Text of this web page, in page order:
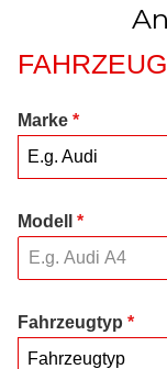
Marke *
E.g. Audi
Modell *
Fahrzeugtyp *
Fahrzeugtyp